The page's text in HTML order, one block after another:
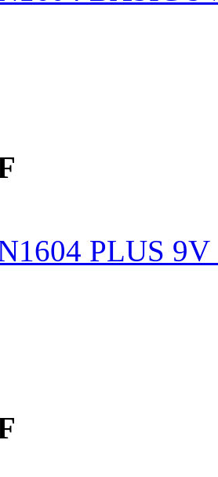
PLUS